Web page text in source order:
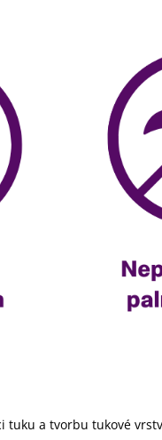
a tvorbu tukové